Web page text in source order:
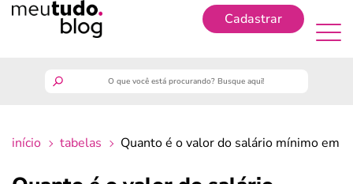
Cadastrar
início tabelas Quanto é o valor do salário mínimo em